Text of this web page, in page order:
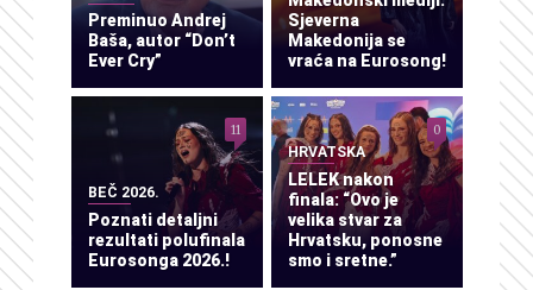
Preminuo Andrej
Baša, autor “Don’t
Ever Cry”
Sjeverna
Makedonija se
vraća na Eurosong!
BEČ 2026.
Poznati detaljni
rezultati polufinala
Eurosonga 2026.!
11
HRVATSKA
LELEK nakon
finala: “Ovo je
velika stvar za
Hrvatsku, ponosne
smo i sretne.”
0